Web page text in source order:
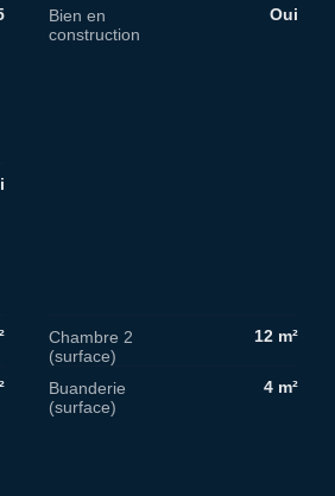
Bien en
construction
Oui
Chambre 2
(surface)
12 m²
Buanderie
(surface)
4 m²